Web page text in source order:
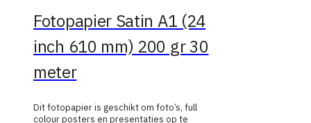
Fotopapier Satin A1 (24
inch 610 mm) 200 gr 30
meter
Dit fotopapier is geschikt om foto’s, full
colour posters en presentaties op te